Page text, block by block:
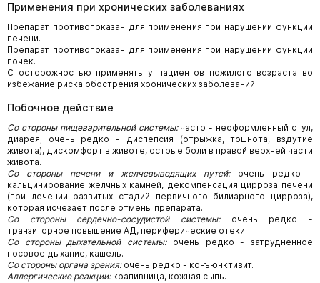
Применения при хронических заболеваниях
Препарат противопоказан для применения при нарушении функции
печени.
Препарат противопоказан для применения при нарушении функции
почек.
С осторожностью применять у пациентов пожилого возраста во
избежание риска обострения хронических заболеваний.
Побочное действие
Со стороны пищеварительной системы:часто - неоформленный стул,
диарея; очень редко - диспепсия (отрыжка, тошнота, вздутие
живота), дискомфорт в животе, острые боли в правой верхней части
живота.
Со стороны печени и желчевыводящих путей:очень редко -
кальцинирование желчных камней, декомпенсация цирроза печени
(при лечении развитых стадий первичного билиарного цирроза),
которая исчезает после отмены препарата.
Со стороны сердечно-сосудистой системы:очень редко -
транзиторное повышение АД, периферические отеки.
Со стороны дыхательной системы:очень редко - затрудненное
носовое дыхание, кашель.
Со стороны органа зрения:очень редко - конъюнктивит.
Аллергические реакции:крапивница, кожная сыпь.